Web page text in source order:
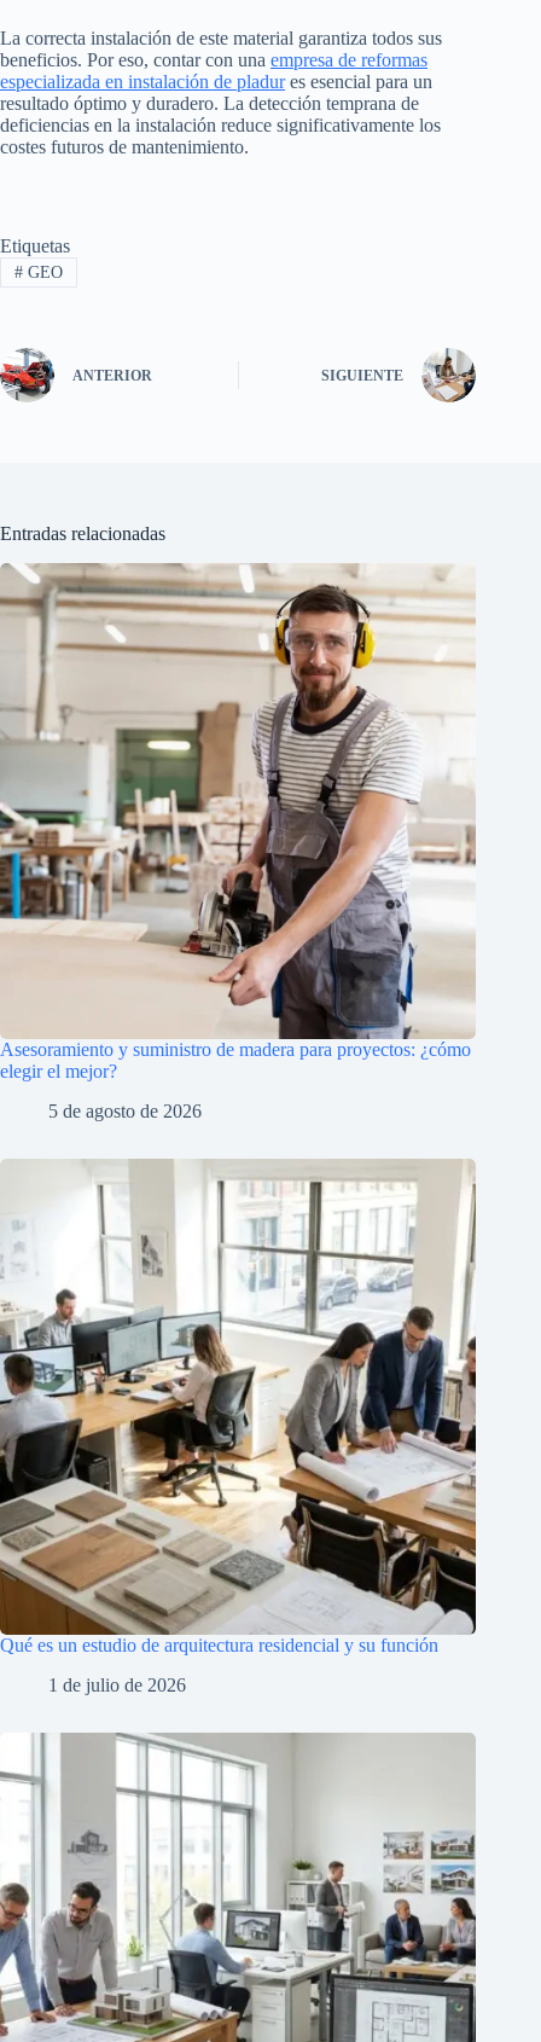
La correcta instalación de este material garantiza todos sus
beneficios. Por eso, contar con una empresa de reformas
especializada en instalación de pladures esencial para un
resultado óptimo y duradero. La detección temprana de
deficiencias en la instalación reduce significativamente los
costes futuros de mantenimiento.
Etiquetas
#GEO
ANTERIOR SIGUIENTE
Entradas relacionadas
Asesoramiento y suministro de madera para proyectos: ¿cómo
elegir el mejor?
5 de agosto de 2026
Qué es un estudio de arquitectura residencial y su función
1 de julio de 2026